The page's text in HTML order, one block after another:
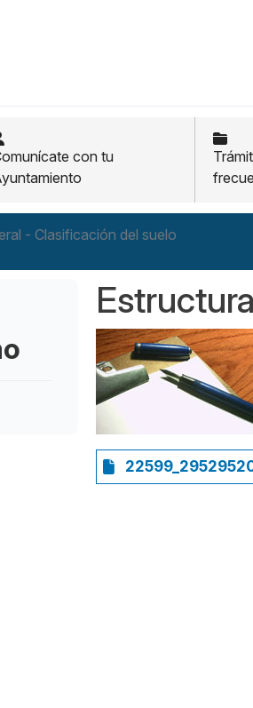
con tu
- Clasificación del suelo